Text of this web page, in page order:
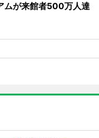
ムが来館者500万人達